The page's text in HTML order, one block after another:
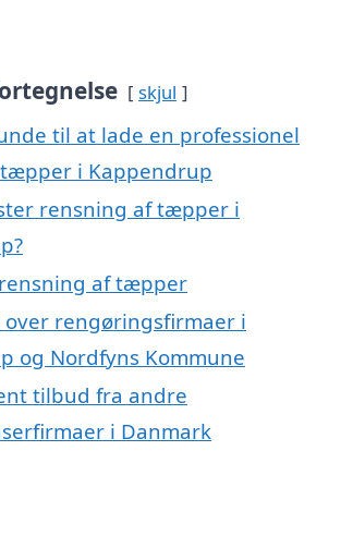
skjul
til at lade en professionel
i Kappendrup
rensning af tæpper i
rensning af tæpper
over rengøringsfirmaer i
og Nordfyns Kommune
tilbud fra andre
i Danmark